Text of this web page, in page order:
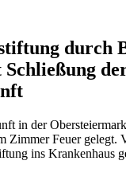
durch
in der
Zimmer Feuer gelegt.
ins Krankenhaus